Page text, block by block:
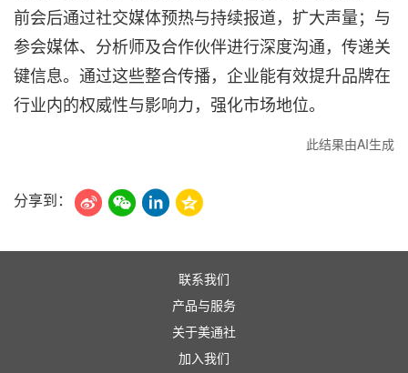
前会后通过社交媒体预热与持续报道，扩大声量；与
参会媒体、分析师及合作伙伴进行深度沟通，传递关
键信息。通过这些整合传播，企业能有效提升品牌在
行业内的权威性与影响力，强化市场地位。
此结果由AI生成
分享到：
联系我们
产品与服务
关于美通社
加入我们